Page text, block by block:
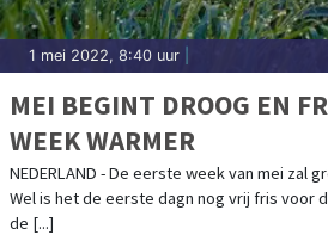
1 mei 2022, 8:40 uur
MEI BEGINT DROOG EN
WEEK WARMER
NEDERLAND - De eerste week van mei zal
Wel is het de eerste dagn nog vrij fris voor
de [...]